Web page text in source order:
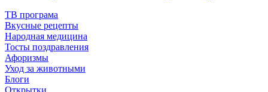
ТВ програма
Вкусные рецепты
Народная медицина
Тосты поздравления
Афоризмы
Уход за животными
Блоги
Открытки